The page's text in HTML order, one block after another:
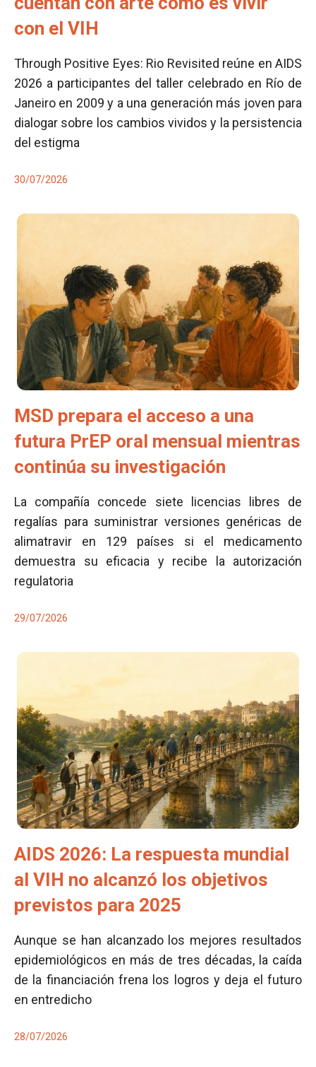
con el VIH
Through Positive Eyes: Rio Revisited reúne en AIDS
2026 a participantes del taller celebrado en Río de
Janeiro en 2009 y a una generación más joven para
dialogar sobre los cambios vividos y la persistencia
del estigma
30/07/2026
MSD prepara el acceso a una
futura PrEP oral mensual mientras
continúa su investigación
La compañía concede siete licencias libres de
regalías para suministrar versiones genéricas de
alimatravir en 129 países si el medicamento
demuestra su eficacia y recibe la autorización
regulatoria
29/07/2026
AIDS 2026: La respuesta mundial
al VIH no alcanzó los objetivos
previstos para 2025
Aunque se han alcanzado los mejores resultados
epidemiológicos en más de tres décadas, la caída
de la financiación frena los logros y deja el futuro
en entredicho
28/07/2026